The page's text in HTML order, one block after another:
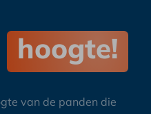
hoogte!
van de panden die